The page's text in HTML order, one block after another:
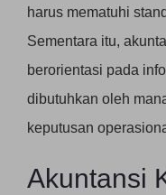
harus mematuhi
Sementara itu,
berorientasi pada
dibutuhkan oleh
keputusan
Akuntansi